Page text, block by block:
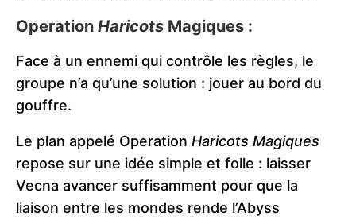
Operation Haricots Magiques :
Face à un ennemi qui contrôle les règles, le
groupe n’a qu’une solution : jouer au bord du
gouffre.
Le plan appelé Operation Haricots Magiques
repose sur une idée simple et folle : laisser
Vecna avancer suffisamment pour que la
liaison entre les mondes rende l’Abyss